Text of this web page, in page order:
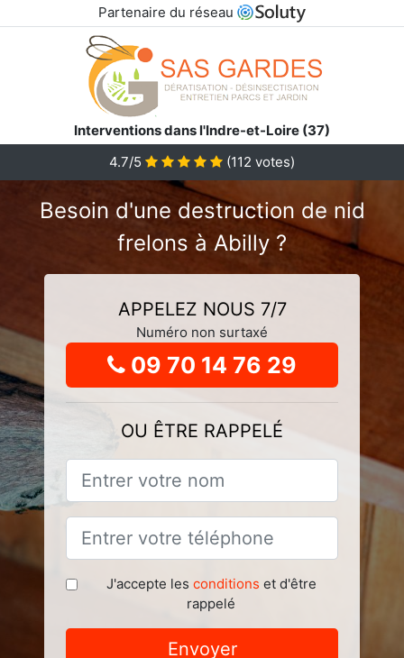
Partenaire du réseau
Interventions dans l'Indre-et-Loire (37)
4.7/5 (112 votes)
Besoin d'une destruction de nid
frelons à Abilly ?
APPELEZ NOUS 7/7
Numéro non surtaxé
09 70 14 76 29
OU ÊTRE RAPPELÉ
J'accepte les conditions et d'être
rappelé
Envoyer